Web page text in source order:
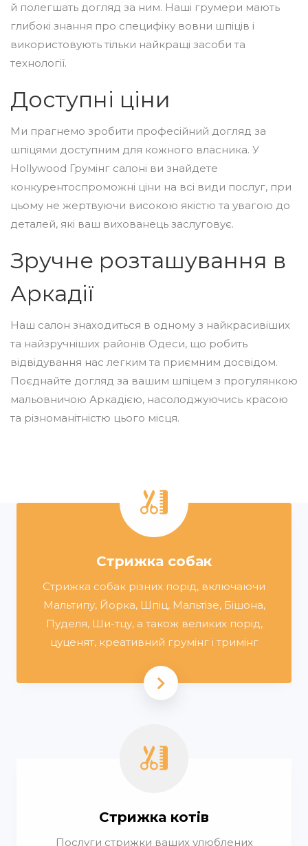
й полегшать догляд за ним. Наші грумери мають
глибокі знання про специфіку вовни шпіців і
використовують тільки найкращі засоби та
технології.
Доступні ціни
Ми прагнемо зробити професійний догляд за
шпіцями доступним для кожного власника. У
Hollywood Грумінг салоні ви знайдете
конкурентоспроможні ціни на всі види послуг, при
цьому не жертвуючи високою якістю та увагою до
деталей, які ваш вихованець заслуговує.
Зручне розташування в
Аркадії
Наш салон знаходиться в одному з найкрасивіших
та найзручніших районів Одеси, що робить
відвідування нас легким та приємним досвідом.
Поєднайте догляд за вашим шпіцем з прогулянкою
мальовничою Аркадією, насолоджуючись красою
та різноманітністю цього місця.
Стрижка собак
Стрижка собак різних порід, включаючи
Мальтипу, Йорка, Шпіц, Мальтізе, Бішона,
Пуделя, Ши-тцу, а також великих порід,
цуценят, креативний грумінг і тримінг
Стрижка котів
Послуги стрижки ваших улюблених